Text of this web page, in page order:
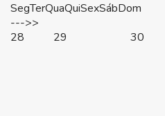
SegTerQuaQuiSexSábDom
--->>
28
29 30